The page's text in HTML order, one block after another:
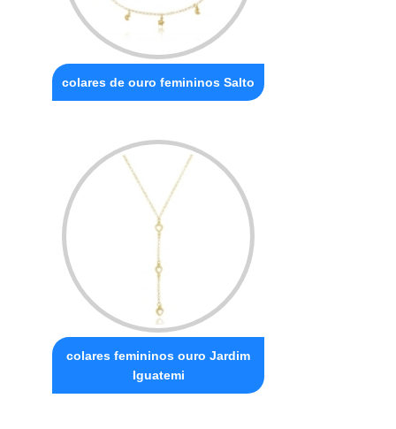
colares de ouro femininos Salto
colares femininos ouro Jardim
Iguatemi